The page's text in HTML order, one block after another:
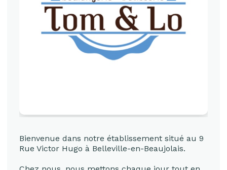
Bienvenue dans notre établissement situé au 9
Rue Victor Hugo à Belleville-en-Beaujolais.